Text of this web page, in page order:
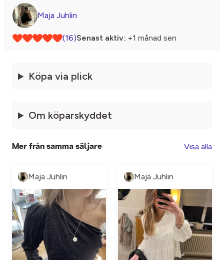
Maja Juhlin
(16)Senast aktiv: +1 månad sen
Köpa via plick
Om köparskyddet
Mer från samma säljare Visa alla
Maja Juhlin Maja Juhlin